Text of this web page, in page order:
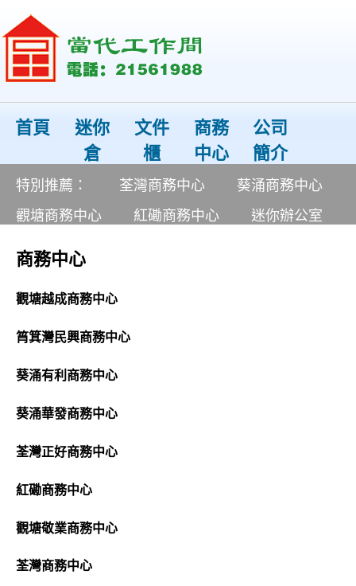
首頁
迷你
倉
文件
櫃
商務
中心
公司
簡介
特別推薦： 荃灣商務中心
葵涌商務中心
觀塘商務中心
紅磡商務中心 迷你辦公室
商務中心
觀塘越成商務中心
筲箕灣民興商務中心
葵涌有利商務中心
葵涌華發商務中心
荃灣正好商務中心
紅磡商務中心
觀塘敬業商務中心
荃灣商務中心